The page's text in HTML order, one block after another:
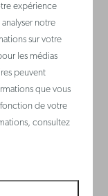
pas à consulter
l'espérons, une
expérience
notre
sur votre
les médias
peuvent
que vous
de votre
consultez